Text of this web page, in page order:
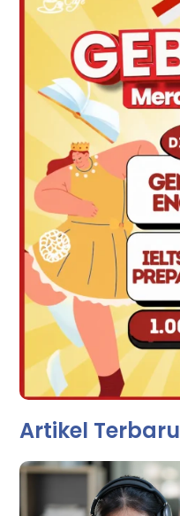
Artikel Terbaru